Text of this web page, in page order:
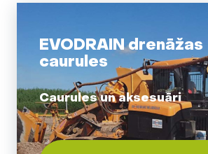
EVODRAIN drenāžas
caurules
Caurules un aksesuāri